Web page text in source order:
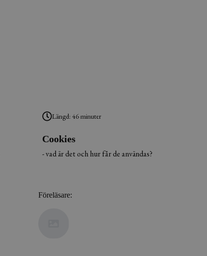
Längd: 46 minuter
Cookies
- vad är det och hur får de användas?
Föreläsare: